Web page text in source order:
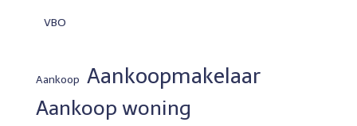
VBO
Aankoop Aankoopmakelaar
Aankoop woning